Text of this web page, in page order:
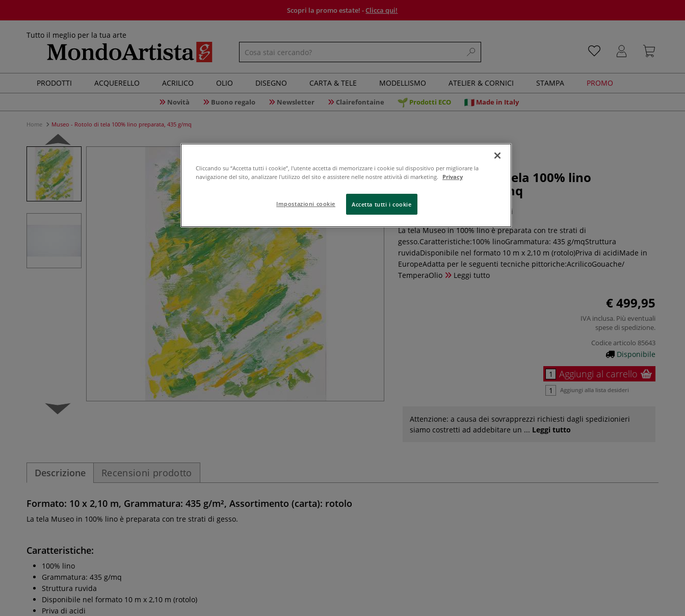
Scopri la promo estate! -Clicca qui!
Tutto il meglio per la tua arte
PRODOTTI ACQUERELLO ACRILICO OLIO DISEGNO CARTA & TELE MODELLISMO ATELIER & CORNICI STAMPA PROMO
Novità Buono regalo Newsletter Clairefontaine Prodotti ECO Made in Italy
Home Museo - Rotolo di tela 100% lino preparata, 435 g/mq
Museo - Rotolo di tela 100% lino
preparata, 435 g/mq
0 recensioni
La tela Museo in 100% lino è preparata con tre strati di
gesso.Caratteristiche:100% linoGrammatura: 435 g/mqStruttura
ruvidaDisponibile nel formato 10 m x 2,10 m (rotolo)Priva di acidiMade in
EuropeAdatta per le seguenti tecniche pittoriche:AcrilicoGouache/
TemperaOlio
Leggi tutto
€ 499,95
IVA inclusa. Più eventuali
spese di spedizione.
Codice articolo 85643
Disponibile
Aggiungi al carrello
Aggiungi alla lista desideri
Attenzione: a causa dei sovrapprezzi richiesti dagli spedizionieri
siamo costretti ad addebitare un ... Leggi tutto
Descrizione Recensioni prodotto
Formato: 10 x 2,10 m, Grammatura: 435 g/m², Assortimento (carta): rotolo
La tela Museo in 100% lino è preparata con tre strati di gesso.
Caratteristiche:
100% lino
Grammatura: 435 g/mq
Struttura ruvida
Disponibile nel formato 10 m x 2,10 m (rotolo)
Priva di acidi
Cliccando su “Accetta tutti i cookie”, l'utente accetta di memorizzare i cookie sul dispositivo per migliorare la
navigazione del sito, analizzare l'utilizzo del sito e assistere nelle nostre attività di marketing.
Privacy
Impostazioni cookie Accetta tutti i cookie